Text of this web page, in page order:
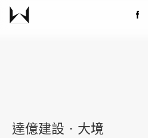
達億建設‧大境